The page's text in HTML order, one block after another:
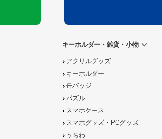
キーホルダー・雑貨・小物
アクリルグッズ
キーホルダー
缶バッジ
パズル
スマホケース
スマホグッズ・PCグッズ
うちわ